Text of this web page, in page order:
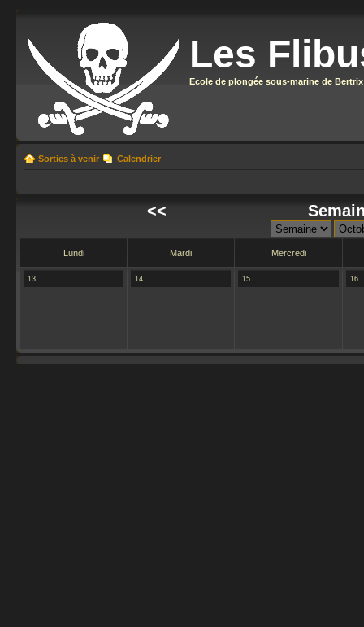
Les
Ecole de plongée sous-marine de Bertrix
Sorties à venir Calendrier
<<
Lundi Mardi Mercredi
13 14 15 16